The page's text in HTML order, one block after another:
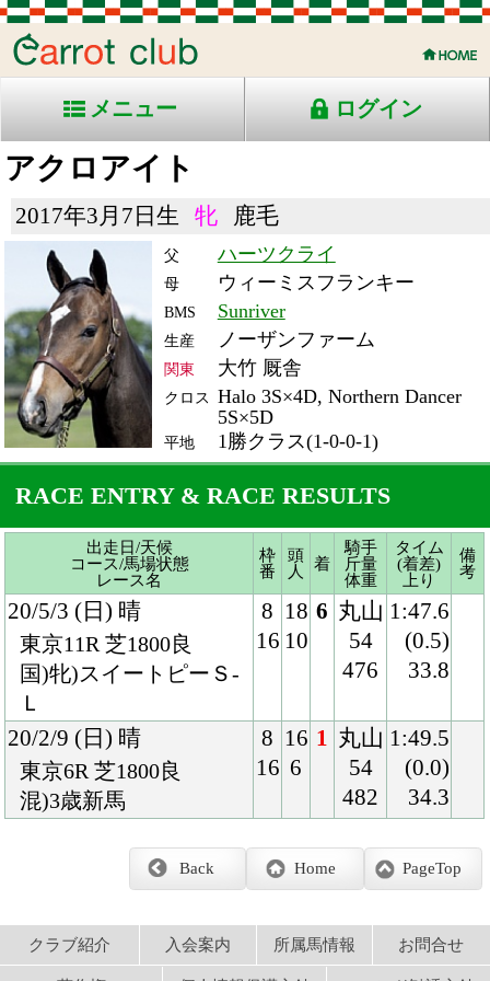
メニュー ログイン
アクロアイト
2017年3月7日生 牝 鹿毛
ハーツクライ
ウィーミスフランキー
BMS Sunriver
生産
大竹 厩舎
Halo 3S×4D, Northern Dancer
平地 1勝クラス(1-0-0-1)
RACE ENTRY & RACE RESULTS
出走日/天候
コース/馬場状態
レース名
枠
番
頭
人
着
騎手
斤量
体重
タイム
(着差)
備
20/5/3 (日) 晴
東京11R 芝1800良
Ｌ
8
16
18
10
6 丸山
54
1:47.6
(0.5)
20/2/9 (日) 晴
東京6R 芝1800良
混)3歳新馬
8 16 1 丸山
54
482
1:49.5
(0.0)
34.3
PageTop
Back
クラブ紹介 入会案内 所属馬情報
アプリケーションプライバシーポリシー
PCサイト Copyright © CARROTCLUB